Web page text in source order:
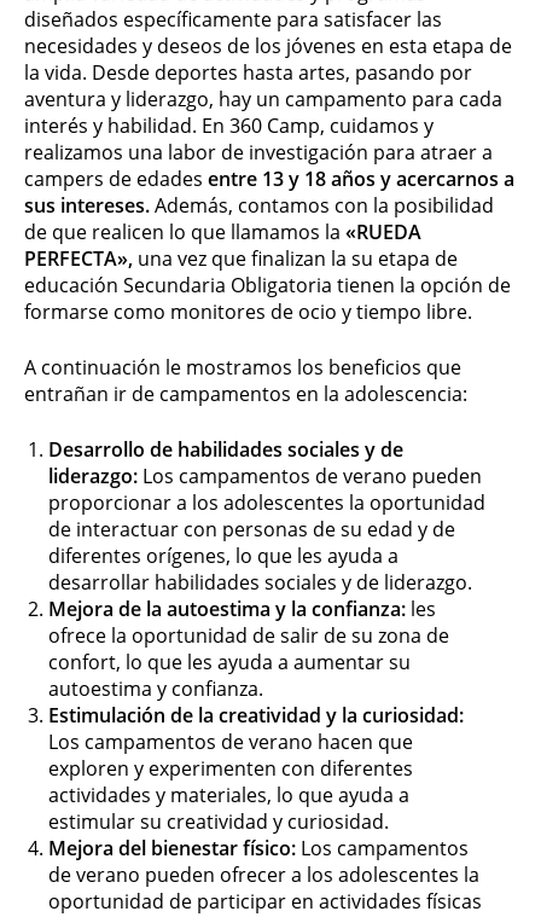
diseñados específicamente para satisfacer las
necesidades y deseos de los jóvenes en esta etapa de
la vida. Desde deportes hasta artes, pasando por
aventura y liderazgo, hay un campamento para cada
interés y habilidad. En 360 Camp, cuidamos y
realizamos una labor de investigación para atraer a
campers de edades entre 13 y 18 años y acercarnos a
sus intereses.Además, contamos con la posibilidad
de que realicen lo que llamamos la «RUEDA
PERFECTA», una vez que finalizan la su etapa de
educación Secundaria Obligatoria tienen la opción de
formarse como monitores de ocio y tiempo libre.
A continuación le mostramos los beneficios que
entrañan ir de campamentos en la adolescencia:
Desarrollo de habilidades sociales y de
liderazgo: Los campamentos de verano pueden
proporcionar a los adolescentes la oportunidad
de interactuar con personas de su edad y de
diferentes orígenes, lo que les ayuda a
desarrollar habilidades sociales y de liderazgo.
Mejora de la autoestima y la confianza: les
ofrece la oportunidad de salir de su zona de
confort, lo que les ayuda a aumentar su
autoestima y confianza.
Estimulación de la creatividad y la curiosidad:
Los campamentos de verano hacen que
exploren y experimenten con diferentes
actividades y materiales, lo que ayuda a
estimular su creatividad y curiosidad.
Mejora del bienestar físico: Los campamentos
de verano pueden ofrecer a los adolescentes la
oportunidad de participar en actividades físicas